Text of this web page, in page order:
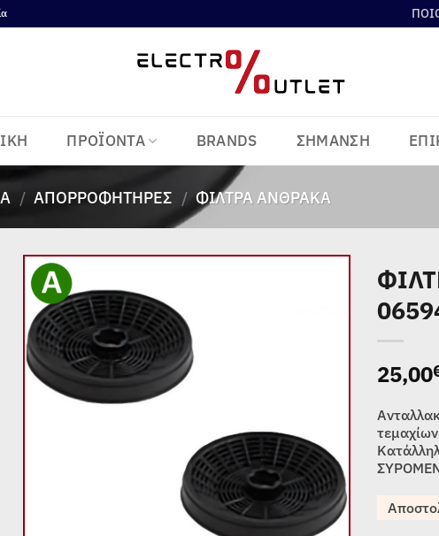
ΠΡΟΪΟΝΤΑ BRANDS ΣΗΜΑΝΣΗ
/ ΑΠΟΡΡΟΦΗΤΉΡΕΣ / ΦΊΛΤΡΑ ΆΝΘΡΑΚΑ
25,00
τεμαχίων